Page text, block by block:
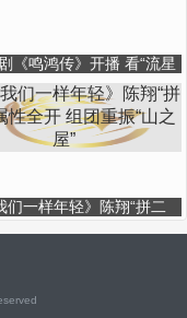
《鸣鸿传》开播 看“流星
雨”解锁多样人生
们一样年轻》陈翔“拼二